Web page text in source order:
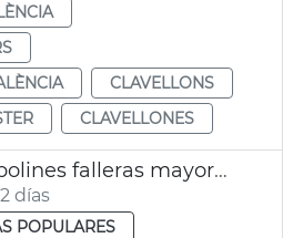
CLAVELLONS
CLAVELLONES
Adjudicación espolines falleras mayores València 2027 y 2028
días
POPULARES